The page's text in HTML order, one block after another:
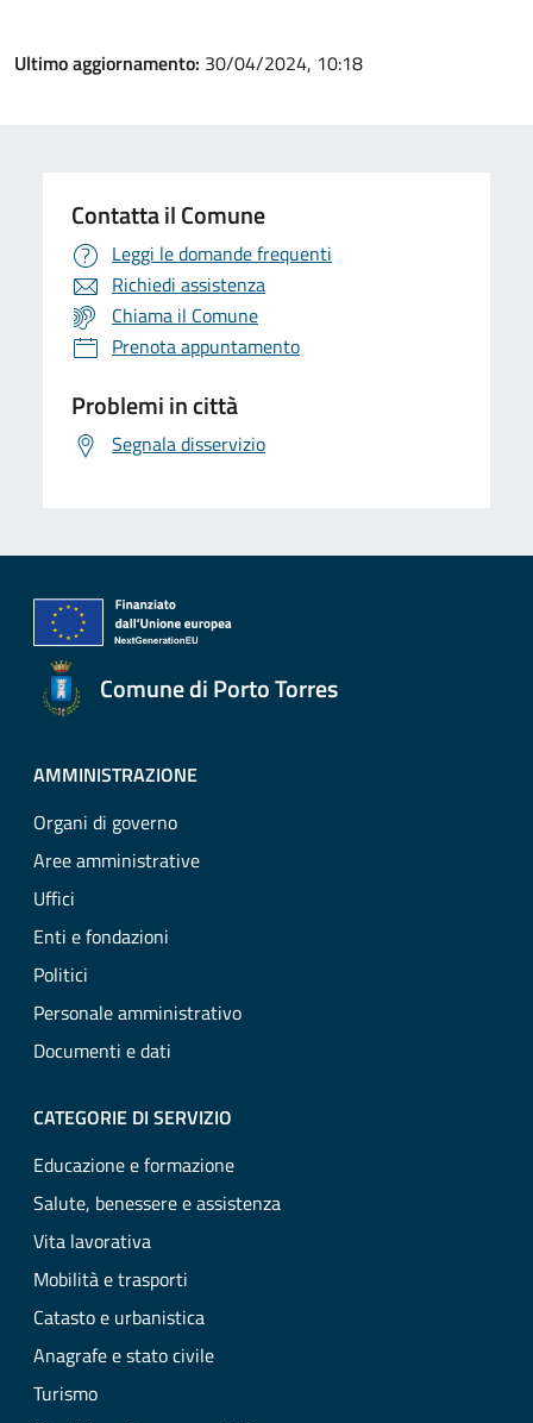
Ultimo aggiornamento: 30/04/2024, 10:18
Contatta il Comune
Leggi le domande frequenti
Richiedi assistenza
Chiama il Comune
Prenota appuntamento
Problemi in città
Segnala disservizio
Comune di Porto Torres
AMMINISTRAZIONE
Organi di governo
Aree amministrative
Uffici
Enti e fondazioni
Politici
Personale amministrativo
Documenti e dati
CATEGORIE DI SERVIZIO
Educazione e formazione
Salute, benessere e assistenza
Vita lavorativa
Mobilità e trasporti
Catasto e urbanistica
Anagrafe e stato civile
Turismo